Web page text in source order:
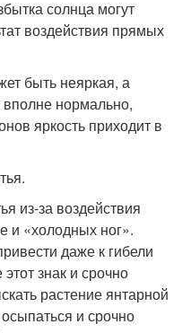
солнца могут
воздействия прямых
быть неяркая, а
вполне нормально,
яркость приходит в
из-за воздействия
и «холодных ног».
даже к гибели
знак и срочно
растение янтарной
и срочно